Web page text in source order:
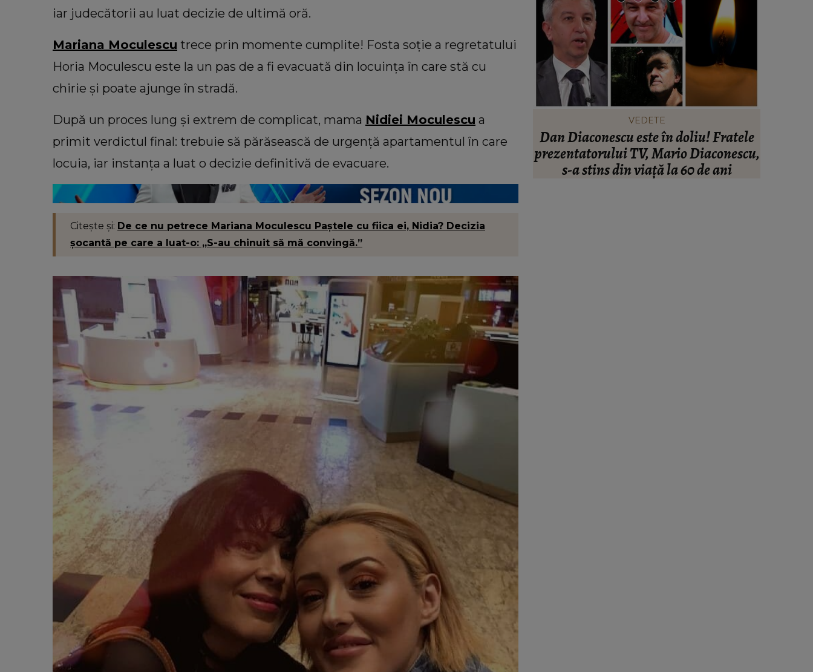
iar judecătorii au luat decizie de ultimă oră.
Mariana Moculescu trece prin momente cumplite! Fosta soție a regretatului
Horia Moculescu este la un pas de a fi evacuată din locuința în care stă cu
chirie și poate ajunge în stradă.
După un proces lung și extrem de complicat, mama Nidiei Moculescu a
primit verdictul final: trebuie să părăsească de urgență apartamentul în care
locuia, iar instanța a luat o decizie definitivă de evacuare.
Citește și: De ce nu petrece Mariana Moculescu Paștele cu fiica ei, Nidia? Decizia
șocantă pe care a luat-o: „S-au chinuit să mă convingă.”
LIFESTYLE
Floarea care te reprezintă în funcție de
personalitate. Ce ți se potrivește dacă
ești o femeie romantică
VEDETE
Cătălin Crișan dezvăluie motivul
despărțirii de Camelia Tabără. Ce a
spus artistul despre standardele fostei
partenere: „Nu pot să...”
VEDETE
Dan Diaconescu este în doliu! Fratele
prezentatorului TV, Mario Diaconescu,
s-a stins din viață la 60 de ani